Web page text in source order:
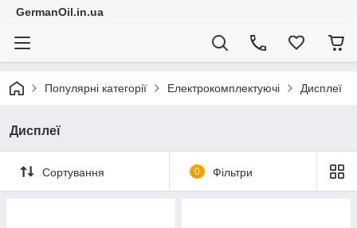
GermanOil.in.ua
Популярні категорії Електрокомплектуючі Дисплеї
Дисплеї
Сортування 0 Фільтри